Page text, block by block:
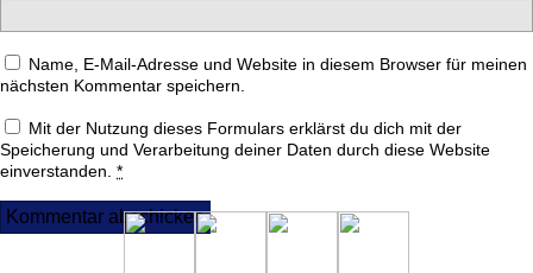
Name, E-Mail-Adresse und Website in diesem Browser für meinen
nächsten Kommentar speichern.
Mit der Nutzung dieses Formulars erklärst du dich mit der
Speicherung und Verarbeitung deiner Daten durch diese Website
einverstanden. *